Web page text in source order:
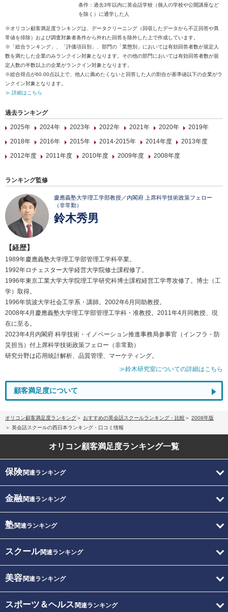
条件：過去3年以内に英会話学校（個人の学校や公開講座など
を除く）に通学した人
※オリコン顧客満足度ランキングは、データクリーニング（回収したデータから不正回答や異
常値を排除）および調査対象者条件から外れた回答を除外した上で作成しています。
※「総合ランキング」、「評価項目別」、部門の「業態別」においては有効回答者数が規定人
数を満たした企業のみランクイン対象となります。その他の部門においては有効回答者数が規
定人数の半数以上の企業がランクイン対象となります。
※総合得点が60.00点以上で、他人に薦めたくないと回答した人の割合が基準値以下の企業がラ
ンクイン対象となります。
≫ 詳細はこちら
過去ランキング
2025年
2024年 2023年 2022年 2021年 2020年
2019年
2018年
2016年 2015年 2014-2015年 2014年度
2013年度
2012年度
2011年度 2010年度 2009年度 2008年度
ランキング監修
慶應義塾大学理工学部教授／内閣府 上席科学技術政策フェロー
（非常勤）
鈴木秀男
【経歴】
1989年慶應義塾大学理工学部管理工学科卒業。
1992年ロチェスター大学経営大学院修士課程修了。
1996年東京工業大学大学院理工学研究科博士課程経営工学専攻修了。博士（工
学）取得。
1996年筑波大学社会工学系・講師。2002年6月同助教授。
2008年4月慶應義塾大学理工学部管理工学科・准教授。2011年4月同教授、現
在に至る。
2023年4月内閣府 科学技術・イノベーション推進事務局参事官（インフラ・防
災担当）付上席科学技術政策フェロー（非常勤）
研究分野は応用統計解析、品質管理、マーケティング。
≫鈴木研究室についての詳細はこちら
顧客満足度について
オリコン顧客満足度ランキング おすすめの英会話スクールランキング・比較
2008年版
英会話スクールの西日本ランキング・口コミ情報
オリコン顧客満足度ランキング一覧
保険関連ランキング
金融関連ランキング
塾関連ランキング
スクール関連ランキング
美容関連ランキング
スポーツ＆ヘルス 関連ランキング